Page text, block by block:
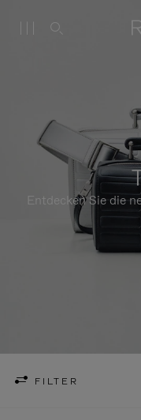
Entdecken Sie die
FILTER